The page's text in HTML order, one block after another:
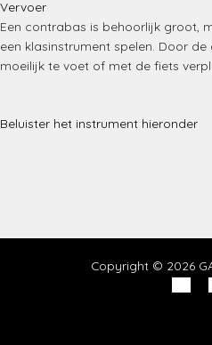
Vervoer
Een contrabas is behoorlijk groot,
een klasinstrument spelen. Door
moeilijk te voet of met de fiets
Beluister het instrument hieronder
Copyright © 2026